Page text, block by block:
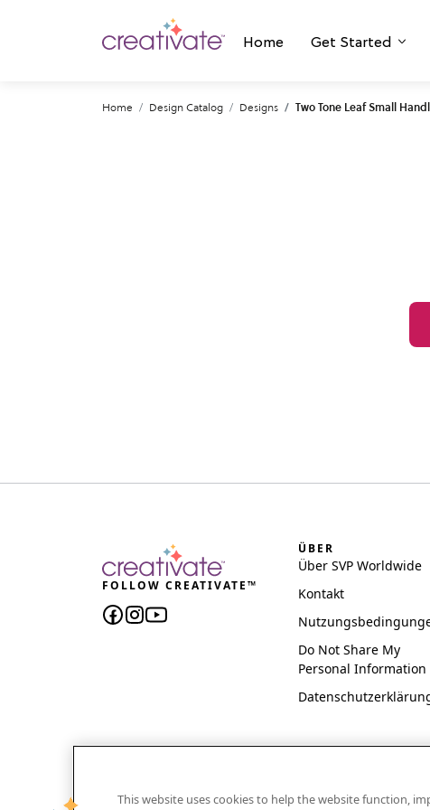
Home Get Started
Home Design Catalog Designs Two Tone Leaf Small
FOLLOW CREATIVATE™
ÜBER
Über SVP Worldwide
Kontakt
Do Not Share My
Personal Information
This website uses cookies to help the website function,